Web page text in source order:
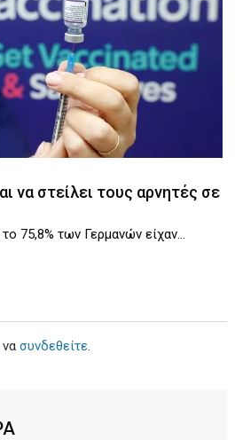
να στείλει τους αρνητές σε
75,8% των Γερμανών είχαν...
νασυνδεθείτε.